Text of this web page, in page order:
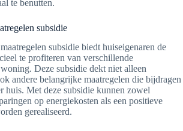
te benutten.
subsidie
subsidie biedt huiseigenaren de
te profiteren van verschillende
Deze subsidie dekt niet alleen
andere belangrijke maatregelen die bijdragen
huis. Met deze subsidie kunnen zowel
op energiekosten als een positieve
gerealiseerd.